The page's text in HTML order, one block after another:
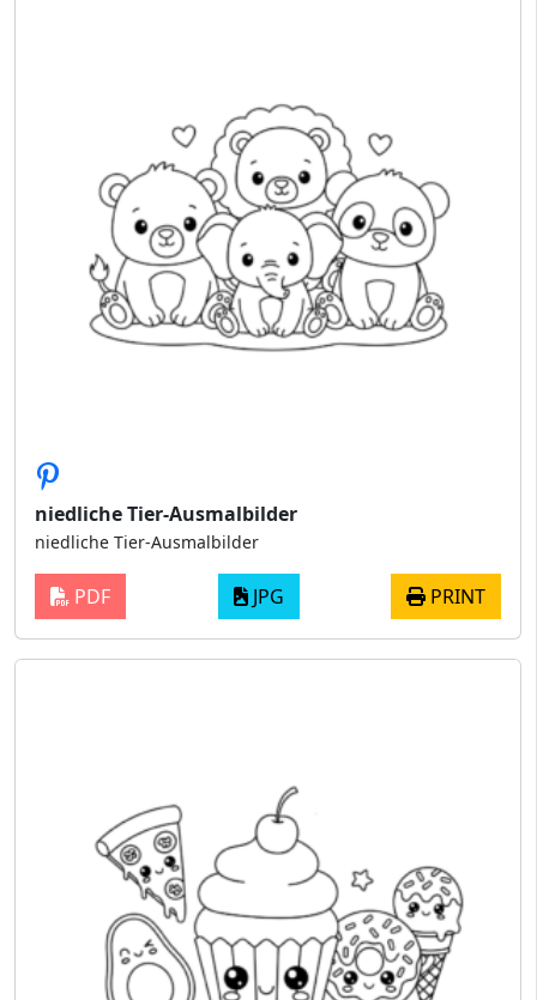
niedliche Tier-Ausmalbilder
niedliche Tier-Ausmalbilder
PDF JPG PRINT